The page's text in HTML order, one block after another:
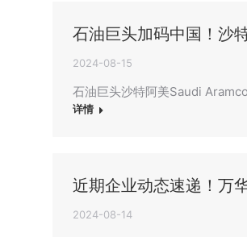
石油巨头加码中国！沙
2024-08-15
石油巨头沙特阿美Saudi
详情
近期企业动态速递！万
2024-08-14